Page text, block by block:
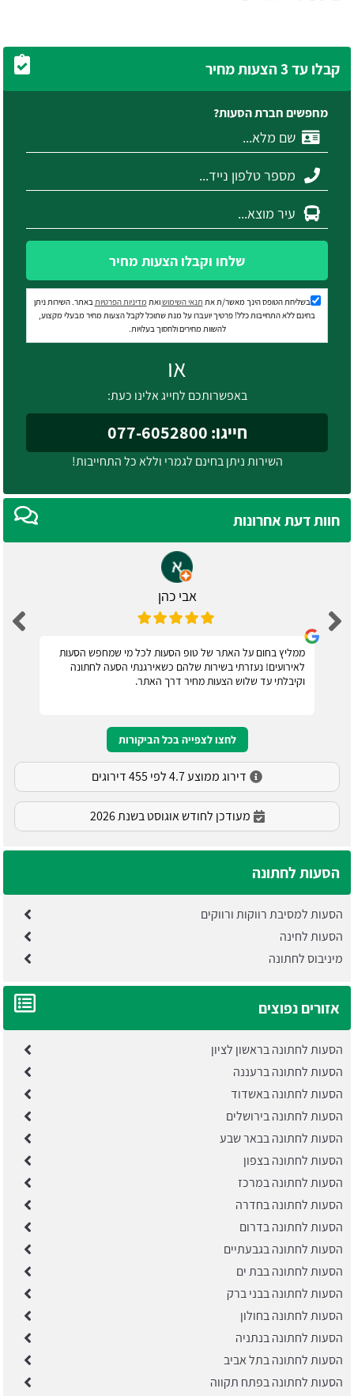
קבלו עד 3 הצעות מחיר
מחפשים חברת הסעות?
שלחו וקבלו הצעות מחיר
בשליחת הטופס הינך מאשר/ת את תנאי השימושואת מדיניות הפרטיותבאתר. השירות ניתן
בחינם ללא התחייבות כלל! פרטיך יועברו על מנת שתוכל לקבל הצעות מחיר מבעלי מקצוע,
להשוות מחירים ולחסוך בעלויות.
או
באפשרותכם לחייג אלינו כעת:
חייגו: 077-6052800
השירות ניתן בחינם לגמרי וללא כל התחייבות!
חוות דעת אחרונות
אבי כהן
ממליץ בחום על האתר של טופ הסעות לכל מי שמחפש הסעות
לאירועים! נעזרתי בשירות שלהם כשאירגנתי הסעה לחתונה
וקיבלתי עד שלוש הצעות מחיר דרך האתר.
לחצו לצפייה בכל הביקורות
דירוג ממוצע 4.7 לפי 455 דירוגים
מעודכן לחודש אוגוסט בשנת 2026
הסעות לחתונה
הסעות למסיבת רווקות ורווקים
הסעות לחינה
מיניבוס לחתונה
אזורים נפוצים
הסעות לחתונה בראשון לציון
הסעות לחתונה ברעננה
הסעות לחתונה באשדוד
הסעות לחתונה בירושלים
הסעות לחתונה בבאר שבע
הסעות לחתונה בצפון
הסעות לחתונה במרכז
הסעות לחתונה בחדרה
הסעות לחתונה בדרום
הסעות לחתונה בגבעתיים
הסעות לחתונה בבת ים
הסעות לחתונה בבני ברק
הסעות לחתונה בחולון
הסעות לחתונה בנתניה
הסעות לחתונה בתל אביב
הסעות לחתונה בפתח תקווה